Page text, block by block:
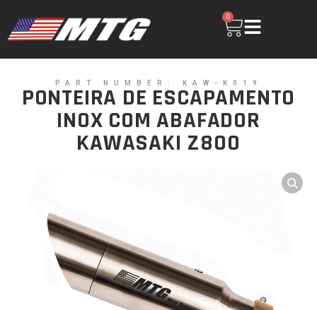
0
PART NUMBER: KAW-K019
PONTEIRA DE ESCAPAMENTO
INOX COM ABAFADOR
KAWASAKI Z800